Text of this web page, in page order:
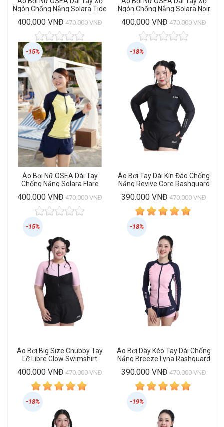
Ngón Chống Nắng Solara Tide
Rashguard
400.000 VNĐ 470.000 VNĐ
Ngón Chống Nắng Solara Noir
Rashguard
400.000 VNĐ 470.000 VNĐ
Áo Bơi Nữ OSEA Dài Tay
Chống Nắng Solara Flare
Rashguard
400.000 VNĐ 470.000 VNĐ
-15%
Áo Bơi Tay Dài Kín Đáo Chống
Nắng Revive Core Rashguard
390.000 VNĐ 470.000 VNĐ
-18%
Áo Bơi Big Size Chubby Tay
Lỡ Libre Glow Swimshirt
400.000 VNĐ 470.000 VNĐ
-15%
Áo Bơi Dây Kéo Tay Dài Chống
Nắng Breeze Lyna Rashguard
390.000 VNĐ 470.000 VNĐ
-18%
-18% -19%